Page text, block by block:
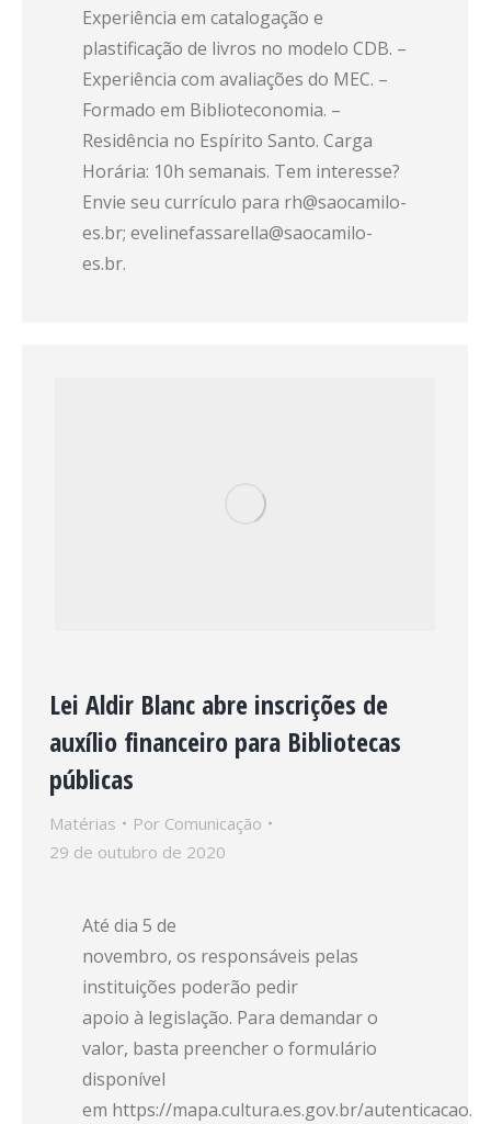
Experiência em catalogação e
plastificação de livros no modelo CDB. –
Experiência com avaliações do MEC. –
Formado em Biblioteconomia. –
Residência no Espírito Santo. Carga
Horária: 10h semanais. Tem interesse?
Envie seu currículo para rh@saocamilo-
es.br; evelinefassarella@saocamilo-
es.br.
Lei Aldir Blanc abre inscrições de
auxílio financeiro para Bibliotecas
públicas
Matérias Por Comunicação
29 de outubro de 2020
Até dia 5 de
novembro, os responsáveis pelas
instituições poderão pedir
apoio à legislação. Para demandar o
valor, basta preencher o formulário
disponível
em https://mapa.cultura.es.gov.br/autenticacao.